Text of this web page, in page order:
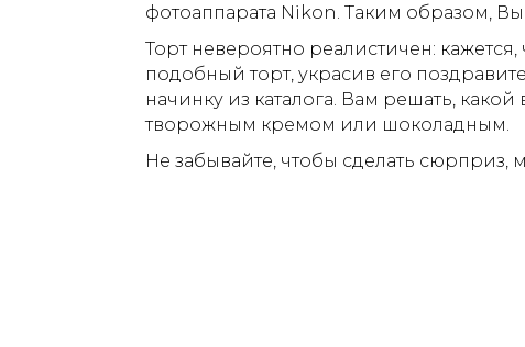
фотоаппарата Nіkon. Таким образом,
Торт невероятно реалистичен:
подобный торт, украсив его
начинку из каталога. Вам решать,
творожным кремом или шоколадным.
Не забывайте, чтобы сделать сюрприз,